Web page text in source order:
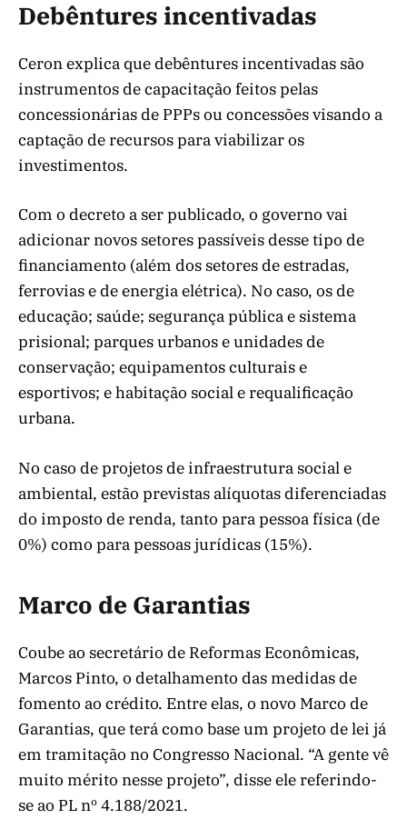
Debêntures incentivadas
Ceron explica que debêntures incentivadas são
instrumentos de capacitação feitos pelas
concessionárias de PPPs ou concessões visando a
captação de recursos para viabilizar os
investimentos.
Com o decreto a ser publicado, o governo vai
adicionar novos setores passíveis desse tipo de
financiamento (além dos setores de estradas,
ferrovias e de energia elétrica). No caso, os de
educação; saúde; segurança pública e sistema
prisional; parques urbanos e unidades de
conservação; equipamentos culturais e
esportivos; e habitação social e requalificação
urbana.
No caso de projetos de infraestrutura social e
ambiental, estão previstas alíquotas diferenciadas
do imposto de renda, tanto para pessoa física (de
0%) como para pessoas jurídicas (15%).
Marco de Garantias
Coube ao secretário de Reformas Econômicas,
Marcos Pinto, o detalhamento das medidas de
fomento ao crédito. Entre elas, o novo Marco de
Garantias, que terá como base um projeto de lei já
em tramitação no Congresso Nacional. “A gente vê
muito mérito nesse projeto”, disse ele referindo-
se ao PL nº 4.188/2021.